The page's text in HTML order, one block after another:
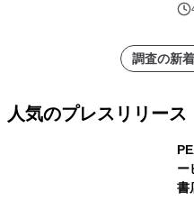
表
調査の新
人気のプレスリリース
ー
書